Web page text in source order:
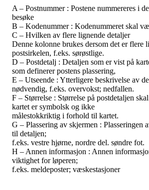
A – Postnummer : Postene nummereres i
besøke
B – Kodenummer : Kodenummeret skal
C – Hvilken av flere lignende detaljer
Denne kolonne brukes dersom det er flere
postsirkelen, f.eks. sørøstlige.
D – Postdetalj : Detaljen som er vist på
som definerer postens plassering,
E – Utseende : Ytterligere beskrivelse av
nødvendig, f.eks. overvokst; nedfallen.
F – Størrelse : Størrelse på postdetaljen
kartet er symbolsk og ikke
målestokkriktig i forhold til kartet.
G – Plassering av skjermen : Plasseringen
til detaljen;
f.eks. vestre hjørne, nordre del. søndre fot.
H – Annen informasjon : Annen
viktighet for løperen;
f.eks. meldeposter; væskestasjoner